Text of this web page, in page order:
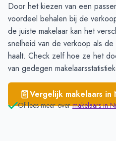
Door het kiezen van een
voordeel behalen bij de
de juiste makelaar kan het
snelheid van de verkoop als
haalt. Check zelf hoe ze het
van gedegen
Vergelijk makelaars in
Of lees meer over makelaars in